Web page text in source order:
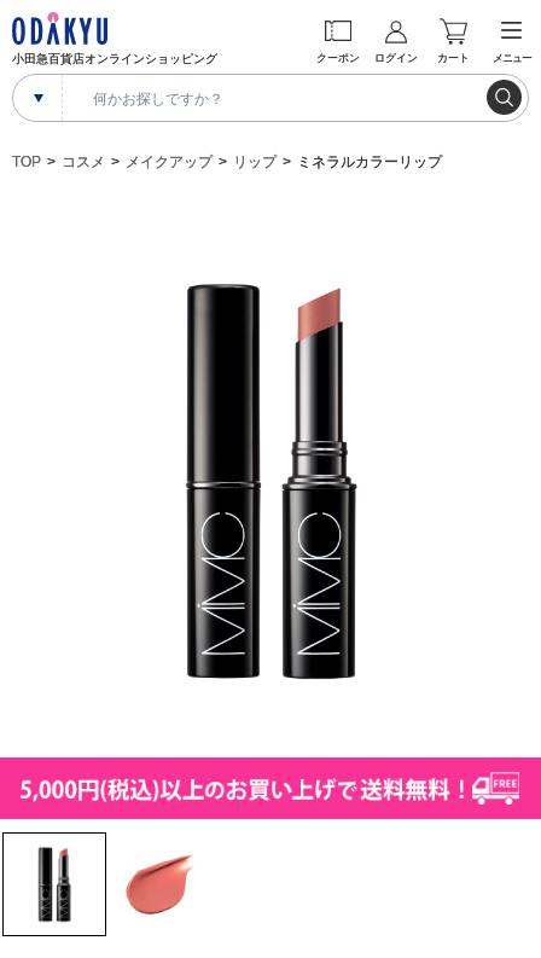
小田急百貨店オンラインショッピング クーポン ログイン カート メニュー
TOP コスメ メイクアップ リップ ミネラルカラーリップ